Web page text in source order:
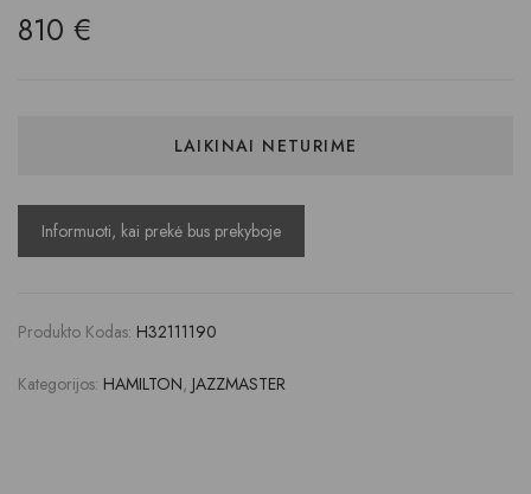
810 €
LAIKINAI NETURIME
Produkto Kodas: H32111190
Kategorijos: HAMILTON, JAZZMASTER